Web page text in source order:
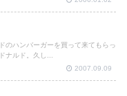
のハンバーガーを買って来てもらっ
ナルド。久し...
2007.09.09